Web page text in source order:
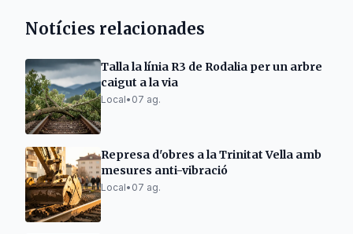
Notícies relacionades
Talla la línia R3 de Rodalia per un arbre
caigut a la via
Local• 07 ag.
Represa d'obres a la Trinitat Vella amb
mesures anti-vibració
Local• 07 ag.